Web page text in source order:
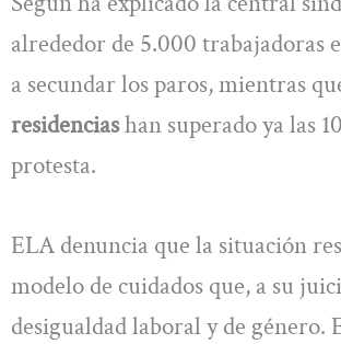
alrededor de 5.000 trabajadoras
a secundar los paros, mientras
residenciashan superado ya las
protesta.
ELA denuncia que la situación
modelo de cuidados que, a su
desigualdad laboral y de género.